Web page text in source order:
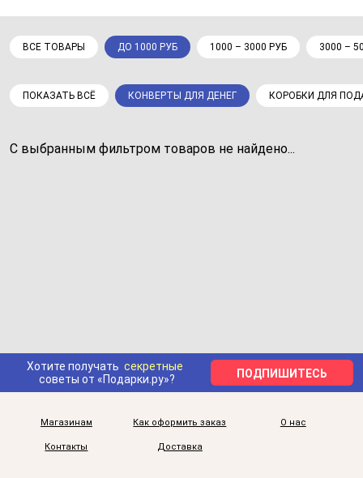
ВСЕ ТОВАРЫ ДО 1000 РУБ 1000 – 3000 РУБ 3000 –
ПОКАЗАТЬ ВСЁ КОНВЕРТЫ ДЛЯ ДЕНЕГ КОРОБКИ ДЛЯ
С выбранным фильтром товаров не найдено...
Хотите получать секретные
советы от «Подарки.ру»?
ПОДПИШИТЕСЬ
Магазинам Как оформить заказ О нас
Контакты Доставка